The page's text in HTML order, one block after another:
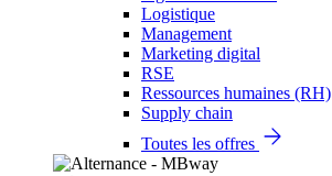
Logistique
Management
Marketing digital
RSE
Ressources humaines (RH)
Supply chain
Toutes les offres